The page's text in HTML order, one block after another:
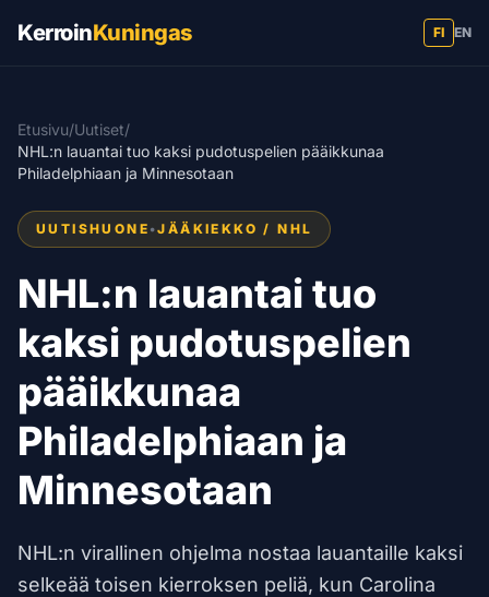
KerroinKuningas FI EN
Etusivu/Uutiset/
NHL:n lauantai tuo kaksi pudotuspelien pääikkunaa
Philadelphiaan ja Minnesotaan
UUTISHUONE •JÄÄKIEKKO / NHL
NHL:n lauantai tuo
kaksi pudotuspelien
pääikkunaa
Philadelphiaan ja
Minnesotaan
NHL:n virallinen ohjelma nostaa lauantaille kaksi
selkeää toisen kierroksen peliä, kun Carolina